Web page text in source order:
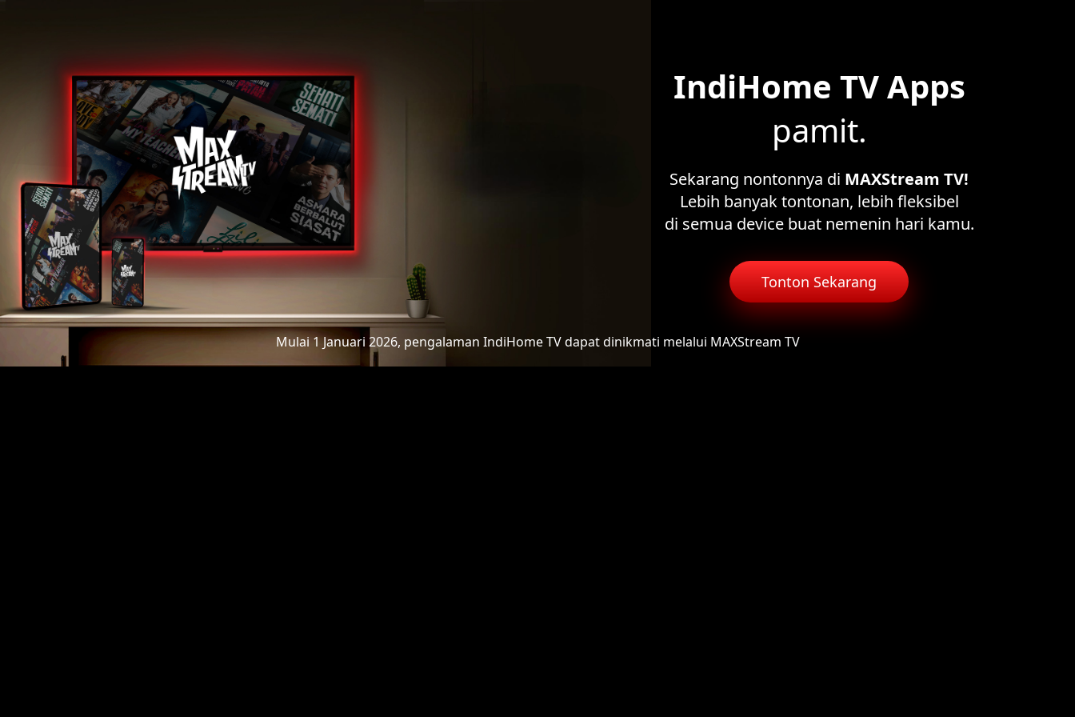
IndiHome TV Apps
pamit.
Sekarang nontonnya di MAXStream TV!
Lebih banyak tontonan, lebih fleksibel
di semua device buat nemenin hari kamu.
Tonton Sekarang
Mulai 1 Januari 2026, pengalaman IndiHome TVdapat dinikmati melalui MAXStream TV